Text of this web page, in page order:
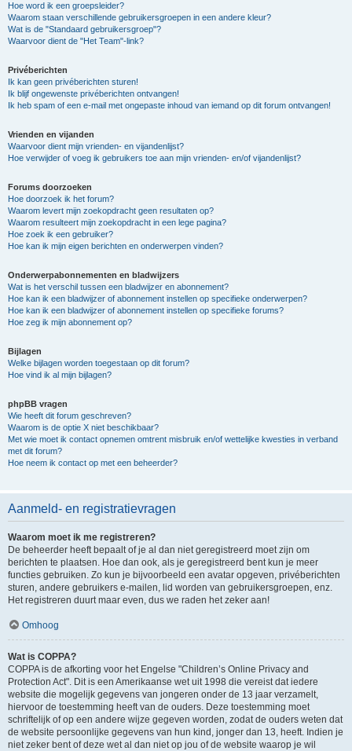
Hoe word ik een groepsleider?
Waarom staan verschillende gebruikersgroepen in een andere kleur?
Wat is de "Standaard gebruikersgroep"?
Waarvoor dient de "Het Team"-link?
Privéberichten
Ik kan geen privéberichten sturen!
Ik blijf ongewenste privéberichten ontvangen!
Ik heb spam of een e-mail met ongepaste inhoud van iemand op dit forum ontvangen!
Vrienden en vijanden
Waarvoor dient mijn vrienden- en vijandenlijst?
Hoe verwijder of voeg ik gebruikers toe aan mijn vrienden- en/of vijandenlijst?
Forums doorzoeken
Hoe doorzoek ik het forum?
Waarom levert mijn zoekopdracht geen resultaten op?
Waarom resulteert mijn zoekopdracht in een lege pagina?
Hoe zoek ik een gebruiker?
Hoe kan ik mijn eigen berichten en onderwerpen vinden?
Onderwerpabonnementen en bladwijzers
Wat is het verschil tussen een bladwijzer en abonnement?
Hoe kan ik een bladwijzer of abonnement instellen op specifieke onderwerpen?
Hoe kan ik een bladwijzer of abonnement instellen op specifieke forums?
Hoe zeg ik mijn abonnement op?
Bijlagen
Welke bijlagen worden toegestaan op dit forum?
Hoe vind ik al mijn bijlagen?
phpBB vragen
Wie heeft dit forum geschreven?
Waarom is de optie X niet beschikbaar?
Met wie moet ik contact opnemen omtrent misbruik en/of wettelijke kwesties in verband
met dit forum?
Hoe neem ik contact op met een beheerder?
Aanmeld- en registratievragen
Waarom moet ik me registreren?
De beheerder heeft bepaalt of je al dan niet geregistreerd moet zijn om
berichten te plaatsen. Hoe dan ook, als je geregistreerd bent kun je meer
functies gebruiken. Zo kun je bijvoorbeeld een avatar opgeven, privéberichten
sturen, andere gebruikers e-mailen, lid worden van gebruikersgroepen, enz.
Het registreren duurt maar even, dus we raden het zeker aan!
Omhoog
Wat is COPPA?
COPPA is de afkorting voor het Engelse "Children’s Online Privacy and
Protection Act". Dit is een Amerikaanse wet uit 1998 die vereist dat iedere
website die mogelijk gegevens van jongeren onder de 13 jaar verzamelt,
hiervoor de toestemming heeft van de ouders. Deze toestemming moet
schriftelijk of op een andere wijze gegeven worden, zodat de ouders weten dat
de website persoonlijke gegevens van hun kind, jonger dan 13, heeft. Indien je
niet zeker bent of deze wet al dan niet op jou of de website waarop je wil